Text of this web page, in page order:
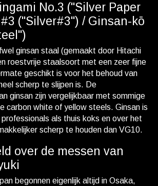
No.3 ("Silver Paper
("Silver#3") / Ginsan-kō
ginsan staal (gemaakt door Hitachi
roestvrije staalsoort met een zeer fijne
geschikt is voor het behoud van
scherp te slijpen is. De
ginsan zijn vergelijkbaar met sommige
carbon white of yellow steels. Ginsan is
als thuis koks en over het
scherp te houden dan VG10.
over de messen van
begonnen eigenlijk altijd in Osaka,